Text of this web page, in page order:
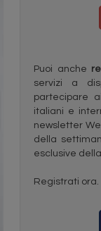
Puoi anche
servizi a
partecipare
italiani e
newsletter
della
esclusive
Registrati ora.